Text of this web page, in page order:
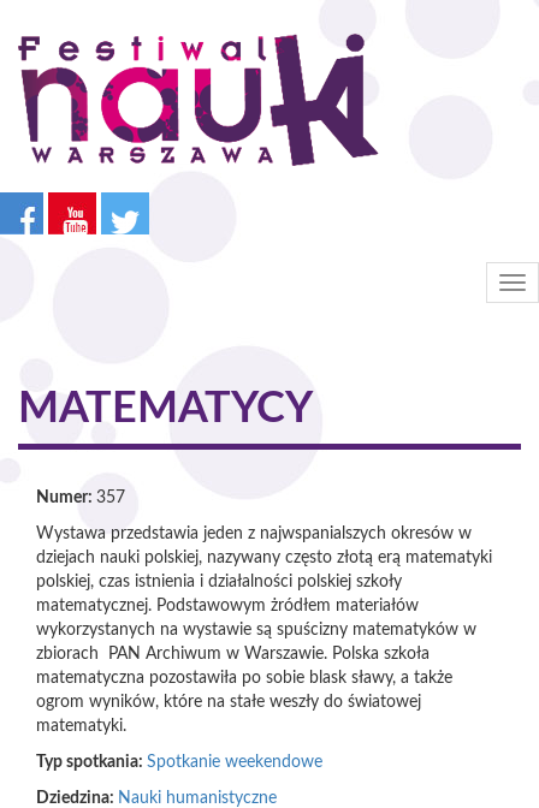
Przejdź
treści
MATEMATYCY
Numer: 357
Wystawa przedstawia jeden z najwspanialszych okresów w
dziejach nauki polskiej, nazywany często złotą erą matematyki
polskiej, czas istnienia i działalności polskiej szkoły
matematycznej. Podstawowym żródłem materiałów
wykorzystanych na wystawie są spuścizny matematyków w
zbiorach PAN Archiwum w Warszawie. Polska szkoła
matematyczna pozostawiła po sobie blask sławy, a także
ogrom wyników, które na stałe weszły do światowej
matematyki.
Typ spotkania: Spotkanie weekendowe
Dziedzina: Nauki humanistyczne